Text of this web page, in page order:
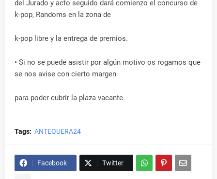
del Jurado y acto seguido dará comienzo el concurso de
k-pop, Randoms en la zona de
k-pop libre y la entrega de premios.
• Si no se puede asistir por algún motivo os rogamos que
se nos avise con cierto margen
para poder cubrir la plaza vacante.
Tags: ANTEQUERA24
Facebook Twitter